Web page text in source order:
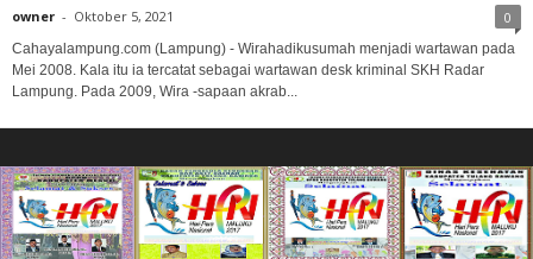
owner - Oktober 5, 2021 0
Cahayalampung.com (Lampung) - Wirahadikusumah menjadi wartawan pada
Mei 2008. Kala itu ia tercatat sebagai wartawan desk kriminal SKH Radar
Lampung. Pada 2009, Wira -sapaan akrab...